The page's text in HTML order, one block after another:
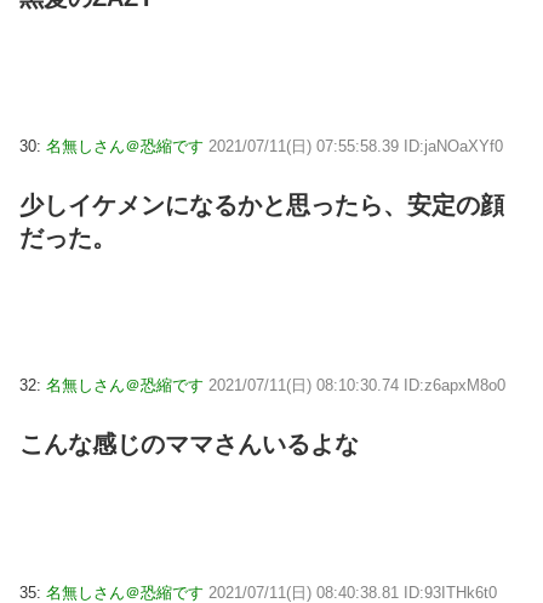
30: 名無しさん＠恐縮です 2021/07/11(日) 07:55:58.39 ID:jaNOaXYf0
少しイケメンになるかと思ったら、安定の顔
だった。
32: 名無しさん＠恐縮です 2021/07/11(日) 08:10:30.74 ID:z6apxM8o0
こんな感じのママさんいるよな
35: 名無しさん＠恐縮です 2021/07/11(日) 08:40:38.81 ID:93ITHk6t0